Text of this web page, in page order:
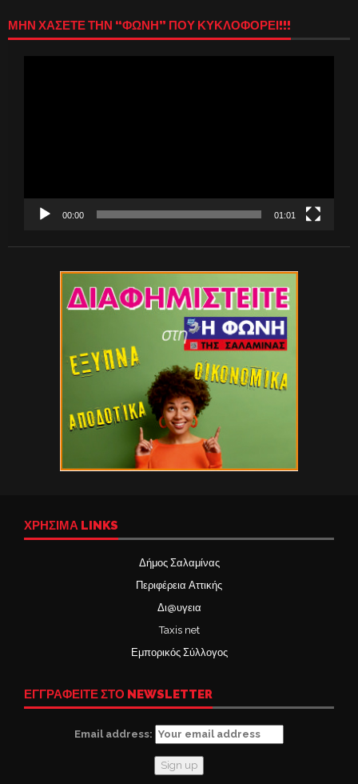
ΜΗΝ ΧΑΣΕΤΕ ΤΗΝ “ΦΩΝΗ” ΠΟΥ ΚΥΚΛΟΦΟΡΕΙ!!!
00:00 01:01
ΧΡΉΣΙΜΑ LINKS
Δήμος Σαλαμίνας
Περιφέρεια Αττικής
Δι@υγεια
Taxis net
Εμπορικός Σύλλογος
ΕΓΓΡΑΦΕΙΤΕ ΣΤΟ NEWSLETTER
Email address: